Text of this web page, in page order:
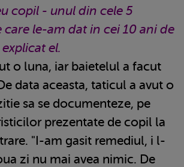
copil - unul din cele 5
le-am dat in cei 10 ani de
el.
o luna, iar baietelul a facut
data aceasta, taticul a avut o
sa se documenteze, pe
prezentate de copil la
"I-am gasit remediul, i l-
zi nu mai avea nimic. De